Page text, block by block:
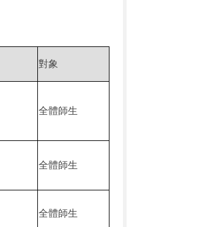
對象
全體師生
全體師生
全體師生